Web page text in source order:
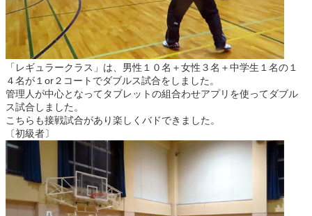
「レギュラークラス」は、男性１０名＋女性３名＋中学生１名の１
４名が１or２コートでダブルス試合をしました。
管理人が中心となってタブレットの組合わせアプリを使ってダブル
ス試合しました。
こちらも接戦試合があり楽しくバドできました。
〔初級者〕